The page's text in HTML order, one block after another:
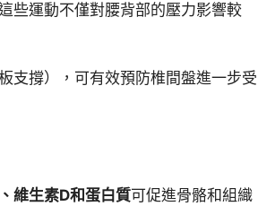
些運動不僅對腰背部的壓力影響較
支撐），可有效預防椎間盤進一步受
維生素D和蛋白質可促進骨骼和組織